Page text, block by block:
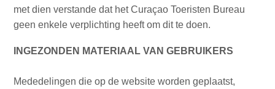
bezoek
met dien verstande dat het Curaçao Toeristen Bureau
geen enkele verplichting heeft om dit te doen.
INGEZONDEN MATERIAAL VAN GEBRUIKERS
Mededelingen die op de website worden geplaatst,